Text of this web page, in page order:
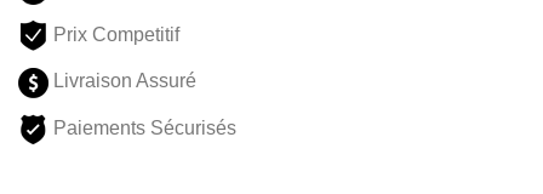
Prix Competitif
Livraison Assuré
Paiements Sécurisés